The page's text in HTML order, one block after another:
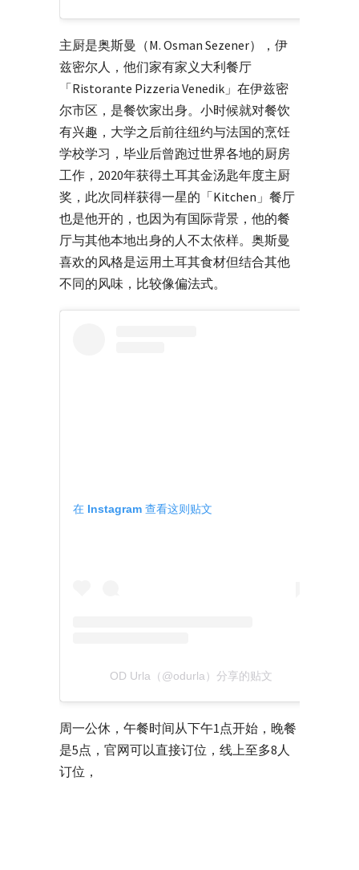
主厨是奥斯曼（M. Osman Sezener），伊
兹密尔人，他们家有家义大利餐厅
「Ristorante Pizzeria Venedik」在伊兹密
尔市区，是餐饮家出身。小时候就对餐饮
有兴趣，大学之后前往纽约与法国的烹饪
学校学习，毕业后曾跑过世界各地的厨房
工作，2020年获得土耳其金汤匙年度主厨
奖，此次同样获得一星的「Kitchen」餐厅
也是他开的，也因为有国际背景，他的餐
厅与其他本地出身的人不太依样。奥斯曼
喜欢的风格是运用土耳其食材但结合其他
不同的风味，比较像偏法式。
在 Instagram 查看这则贴文
OD Urla（@odurla）分享的贴文
周一公休，午餐时间从下午1点开始，晚餐
是5点，官网可以直接订位，线上至多8人
订位，